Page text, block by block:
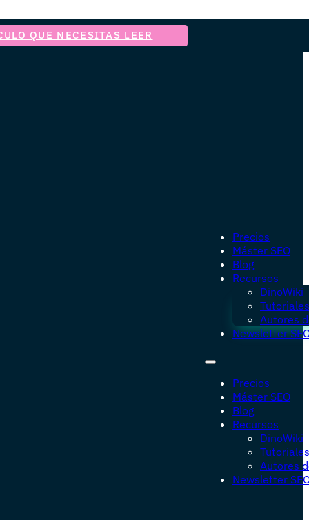
QUE NECESITAS LEER
Precios
Máster SEO
Blog
Recursos
DinoWiki
Tutoriales
Autores
Newsletter
Precios
Máster SEO
Blog
Recursos
DinoWiki
Tutoriales
Autores
Newsletter